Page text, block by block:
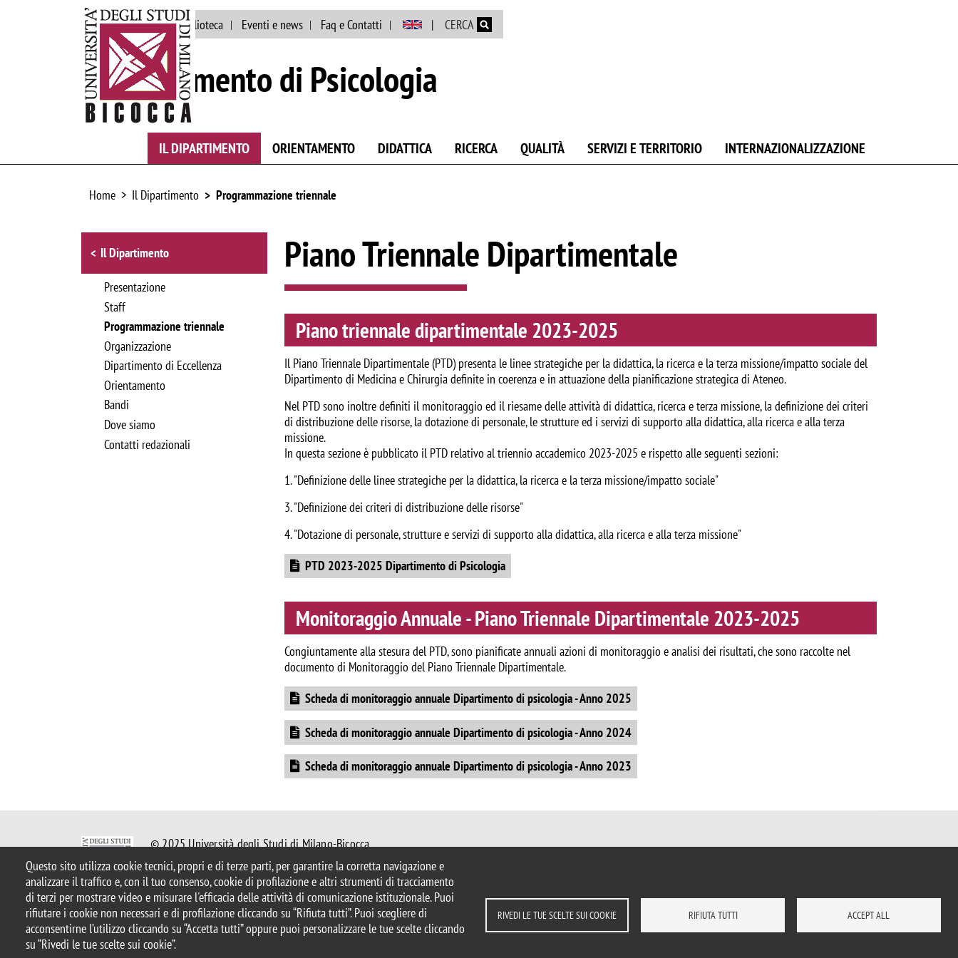
Salta al contenuto principale
Questo sito utilizza cookie tecnici, propri e di terze parti, per garantire la corretta navigazione e
analizzare il traffico e, con il tuo consenso, cookie di profilazione e altri strumenti di tracciamento
di terzi per mostrare video e misurare l'efficacia delle attività di comunicazione istituzionale. Puoi
rifiutare i cookie non necessari e di profilazione cliccando su “Rifiuta tutti”. Puoi scegliere di
acconsentirne l’utilizzo cliccando su “Accetta tutti” oppure puoi personalizzare le tue scelte cliccando
su “Rivedi le tue scelte sui cookie”.
RIVEDI LE TUE SCELTE SUI COOKIE RIFIUTA TUTTI ACCEPT ALL
Ateneo Staff Biblioteca Eventi e news Faq e Contatti CERCA
Dipartimento di Psicologia
IL DIPARTIMENTO ORIENTAMENTO DIDATTICA RICERCA QUALITÀ SERVIZI E TERRITORIO INTERNAZIONALIZZAZIONE
Home Il Dipartimento Programmazione triennale
Browse the section
Il Dipartimento
Presentazione
Staff
Programmazione triennale
Organizzazione
Dipartimento di Eccellenza
Orientamento
Bandi
Dove siamo
Contatti redazionali
Piano Triennale Dipartimentale
Piano triennale dipartimentale 2023-2025
Il Piano Triennale Dipartimentale (PTD) presenta le linee strategiche per la didattica, la ricerca e la terza missione/impatto sociale del
Dipartimento di Medicina e Chirurgia definite in coerenza e in attuazione della pianificazione strategica di Ateneo.
Nel PTD sono inoltre definiti il monitoraggio ed il riesame delle attività di didattica, ricerca e terza missione, la definizione dei criteri
di distribuzione delle risorse, la dotazione di personale, le strutture ed i servizi di supporto alla didattica, alla ricerca e alla terza
missione.
In questa sezione è pubblicato il PTD relativo al triennio accademico 2023-2025 e rispetto alle seguenti sezioni:
1. "Definizione delle linee strategiche per la didattica, la ricerca e la terza missione/impatto sociale"
3. "Definizione dei criteri di distribuzione delle risorse"
4. "Dotazione di personale, strutture e servizi di supporto alla didattica, alla ricerca e alla terza missione"
Document
PTD 2023-2025 Dipartimento di Psicologia
Monitoraggio Annuale - Piano Triennale Dipartimentale 2023-2025
Congiuntamente alla stesura del PTD, sono pianificate annuali azioni di monitoraggio e analisi dei risultati, che sono raccolte nel
documento di Monitoraggio del Piano Triennale Dipartimentale.
Document
Scheda di monitoraggio annuale Dipartimento di psicologia - Anno 2025
DocumentScheda di monitoraggio annuale Dipartimento di psicologia - Anno 2024
Document
Scheda di monitoraggio annuale Dipartimento di psicologia - Anno 2023
© 2025 Università degli Studi di Milano-Bicocca
Piazza dell'Ateneo Nuovo, 1 - 20126, Milano
Casella PEC:ateneo.bicocca@pec.unimib.it
P.I. 12621570154 |redazioneweb.psicologia@unimib.it
Note legali Privacy e cookie policy Amministrazione trasparente Dichiarazione di accessibilità
Accessibilità Area docenti
CONTATTI